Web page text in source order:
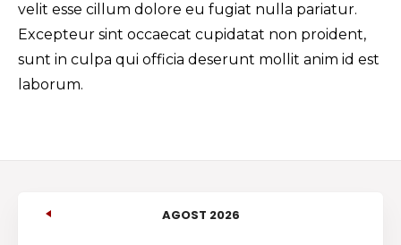
velit esse cillum dolore eu fugiat nulla pariatur.
Excepteur sint occaecat cupidatat non proident,
sunt in culpa qui officia deserunt mollit anim id est
laborum.
AGOST 2026